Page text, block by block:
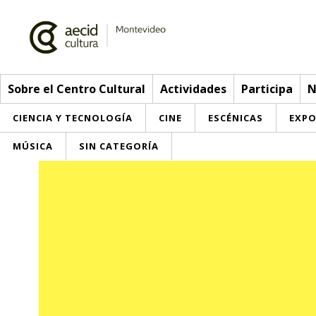
Sobre el Centro Cultural Actividades Participa
CIENCIA Y TECNOLOGÍA CINE ESCÉNICAS
MÚSICA SIN CATEGORÍA